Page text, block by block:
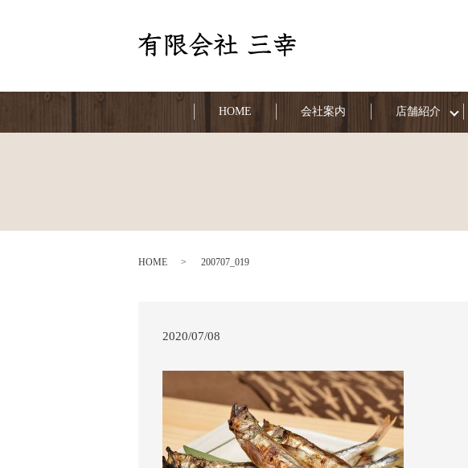
HOME 会社案内 店舗紹介
HOME 200707_019
2020/07/08